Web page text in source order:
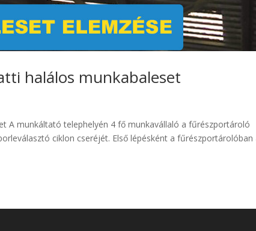
halálos munkabaleset
A munkáltató telephelyén 4 fő munkavállaló a fűrészportároló
ciklon cseréjét. Első lépésként a fűrészportárolóban